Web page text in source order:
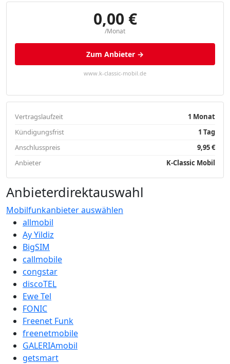
0,00 €
/Monat
Zum Anbieter →
www.k-classic-mobil.de
Vertragslaufzeit
1 Monat
Kündigungsfrist
1 Tag
Anschlusspreis
9,95 €
Anbieter
K-Classic Mobil
Anbieterdirektauswahl
Mobilfunkanbieter auswählen
allmobil
Ay Yildiz
BigSIM
callmobile
congstar
discoTEL
Ewe Tel
FONIC
Freenet Funk
freenetmobile
GALERIAmobil
getsmart